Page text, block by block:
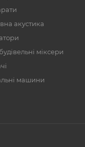
акустика
міксери
машини